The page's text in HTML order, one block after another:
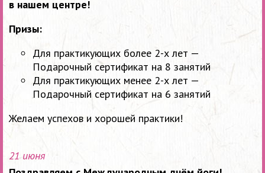
в нашем центре!
Призы:
Для практикующих более 2-х лет —
Подарочный сертификат на 8 занятий
Для практикующих менее 2-х лет —
Подарочный сертификат на 6 занятий
Желаем успехов и хорошей практики!
21 июня